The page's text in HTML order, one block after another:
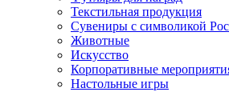
Текстильная продукция
Сувениры с символикой
Животные
Искусство
Корпоративные
Настольные игры